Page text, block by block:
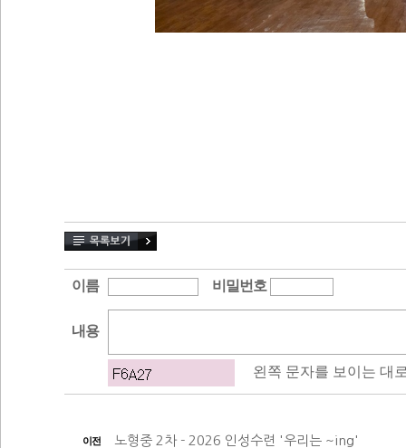
이전 노형중 2차 - 2026 인성수련 '우리는 ~ing'